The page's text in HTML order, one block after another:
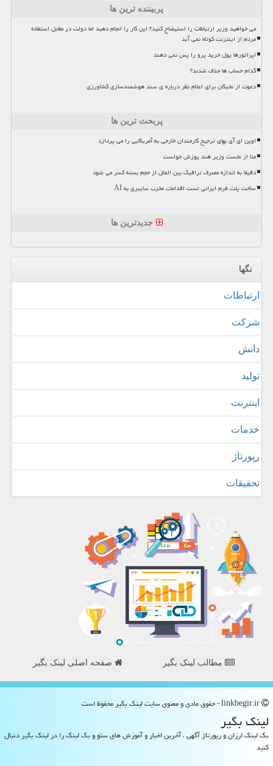
پربیننده ترین ها
می خواهید وزیر ارتباطات را استیضاح کنید؟ این کار را انجام دهید اما دولت در مقابل استفاده
مردم از اینترنت کوتاه نمی آید
اپراتورها پول خرید پرو را پس نمی دهند
کدام حساب ها حذف شدند؟
دعوت از نخبگان برای اعلام نظر درباره ی سند هوشمندسازی کشاورزی
پربحث ترین ها
اوپن ای آی بهای ترجیح کارمندان خارجی به آمریکایی را می پردازد
متا از نخست وزیر هند پوزش خواست
دقیقا به اندازه مصرف ترافیک بین الملل از حجم بسته کسر می شود
ساخت پلت فرم ایرانی تست اقدامات مخرب سایبری به AI
جدیدترین ها
تگها
ارتباطات
شركت
دانش
تولید
اینترنت
خدمات
رپورتاژ
تحقیقات
مطالب لینک بگیر صفحه اصلی لینک بگیر
لینك بگیر
بک لینک ارزان و رپورتاژ آگهی ، آخرین اخبار و آموزش های سئو و بک لینک را در لینک بگیر دنبال
کنید